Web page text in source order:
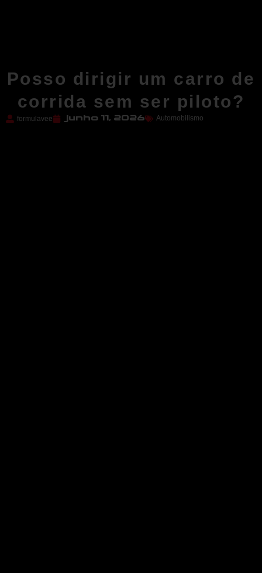
Posso dirigir um carro de
corrida sem ser piloto?
formulavee junho 11, 2026 Automobilismo